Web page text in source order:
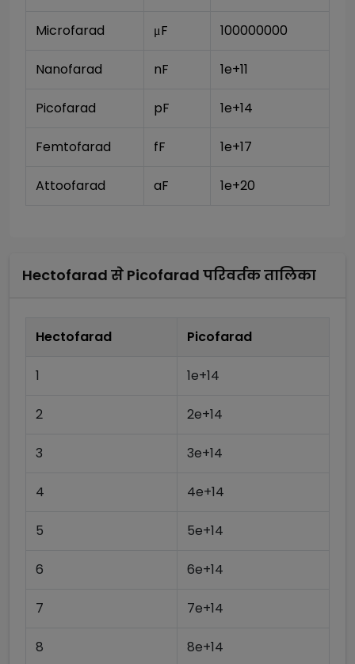
Microfarad μF 100000000
Nanofarad nF 1e+11
Picofarad pF 1e+14
Femtofarad fF 1e+17
Attoofarad aF 1e+20
Hectofarad से Picofarad परिवर्तक तालिका
Hectofarad Picofarad
1 1e+14
2 2e+14
3 3e+14
4 4e+14
5 5e+14
6 6e+14
7 7e+14
8 8e+14